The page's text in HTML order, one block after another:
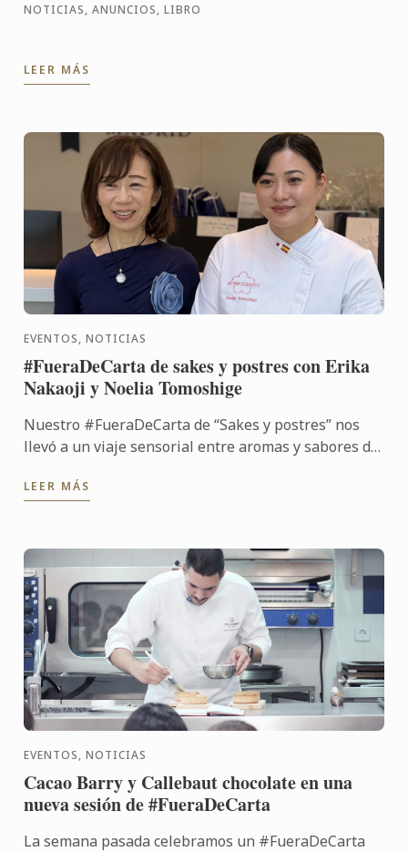
NOTICIAS, ANUNCIOS, LIBRO
LEER MÁS
EVENTOS, NOTICIAS
#FueraDeCarta de sakes y postres con Erika
Nakaoji y Noelia Tomoshige
Nuestro #FueraDeCarta de “Sakes y postres” nos
llevó a un viaje sensorial entre aromas y sabores de
Monroebakes, y ...
LEER MÁS
EVENTOS, NOTICIAS
Cacao Barry y Callebaut chocolate en una
nueva sesión de #FueraDeCarta
La semana pasada celebramos un #FueraDeCarta